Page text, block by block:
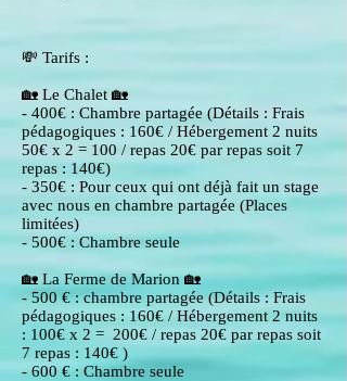
💸 Tarifs :
🏡 Le Chalet 🏡
- 400€ : Chambre partagée (Détails : Frais
pédagogiques : 160€ / Hébergement 2 nuits
50€ x 2 = 100 / repas 20€ par repas soit 7
repas : 140€)
- 350€ : Pour ceux qui ont déjà fait un stage
avec nous en chambre partagée (Places
limitées)
- 500€ : Chambre seule
🏡 La Ferme de Marion 🏡
- 500 € : chambre partagée (Détails : Frais
pédagogiques : 160€ / Hébergement 2 nuits
: 100€ x 2 = 200€ / repas 20€ par repas soit
7 repas : 140€ )
- 600 € : Chambre seule